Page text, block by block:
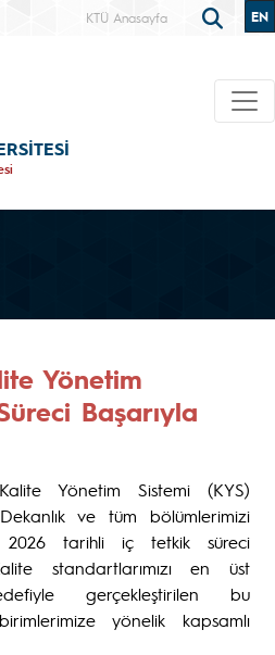
KTÜ Anasayfa EN
Yönetim
Başarıyla
Yönetim Sistemi (KYS)
ve tüm bölümlerimizi
2026 tarihli iç tetkik süreci
standartlarımızı en üst
gerçekleştirilen bu
yönelik kapsamlı